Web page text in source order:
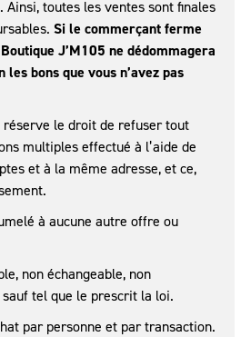
Ainsi, toutes les ventes sont finales
Si le commerçant ferme
J’M105 ne dédommagera
les bons que vous n’avez pas
réserve le droit de refuser tout
multiples effectué à l’aide de
et à la même adresse, et ce,
à aucune autre offre ou
non échangeable, non
tel que le prescrit la loi.
par personne et par transaction.